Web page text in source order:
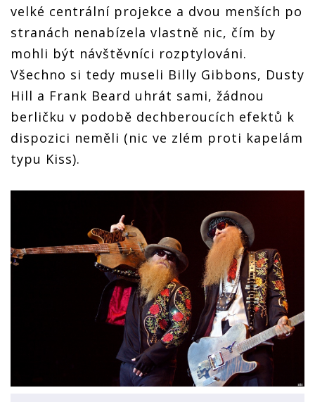
velké centrální projekce a dvou menších po
stranách nenabízela vlastně nic, čím by
mohli být návštěvníci rozptylováni.
Všechno si tedy museli Billy Gibbons, Dusty
Hill a Frank Beard uhrát sami, žádnou
berličku v podobě dechberoucích efektů k
dispozici neměli (nic ve zlém proti kapelám
typu Kiss).